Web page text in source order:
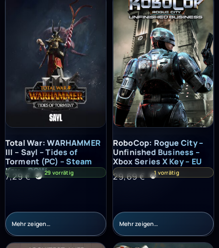
Total War: WARHAMMER III – Sayl – Tides of Torment (PC) –
Total War: WARHAMMER
III – Sayl – Tides of
Torment (PC) – Steam
Key – ROW
7,29€ 29 vorrätig
Mehr zeigen…
RoboCop: Rogue City –
RoboCop: Rogue City –
Unfinished Business –
Xbox Series X Key – EU
29,69€ 1 vorrätig
Mehr zeigen…